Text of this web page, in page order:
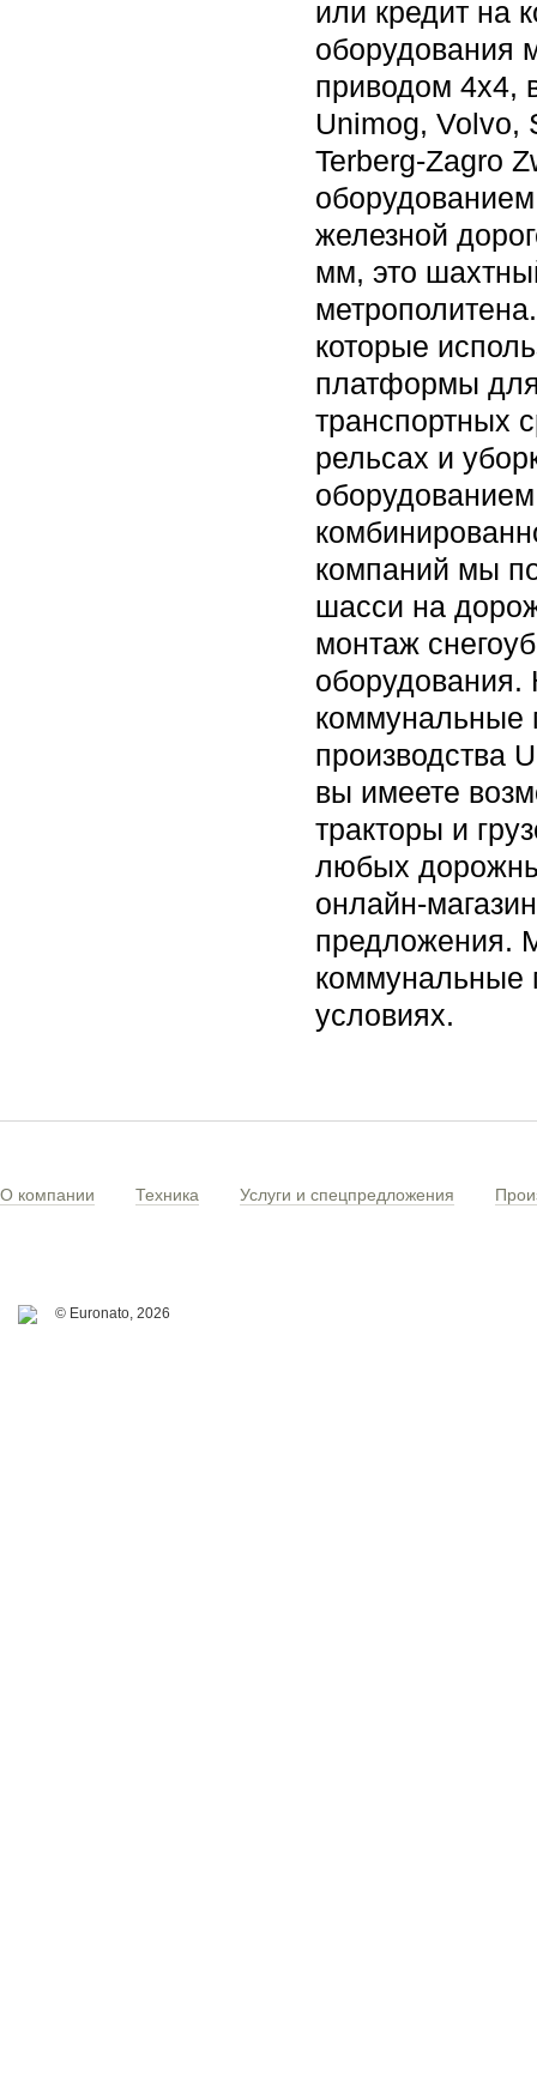
или кредит на
оборудования
приводом 4х4,
Unimog, Volvo,
Terberg-Zagro
железной
мм, это
которые
платформы для
транспортных
рельсах и
компаний мы
шасси на
монтаж
оборудования.
коммунальные
производства
вы имеете
тракторы и
любых
онлайн-
предложения.
коммунальные
условиях.
О компании Техника Услуги и спецпредложения
© Euronato, 2026